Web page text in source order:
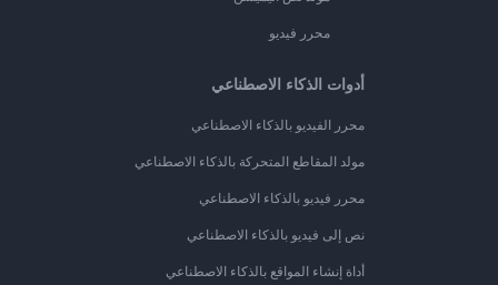
محرر فيديو
أدوات الذكاء الاصطناعي
محرر الفيديو بالذكاء الاصطناعي
مولد المقاطع المتحركة بالذكاء الاصطناعي
محرر فيديو بالذكاء الاصطناعي
نص إلى فيديو بالذكاء الاصطناعي
أداة إنشاء المواقع بالذكاء الاصطناعي